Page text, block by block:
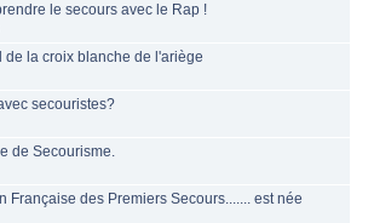
le secours avec le Rap !
de la croix blanche de l'ariège
secouristes?
de Secourisme.
Française des Premiers Secours....... est née